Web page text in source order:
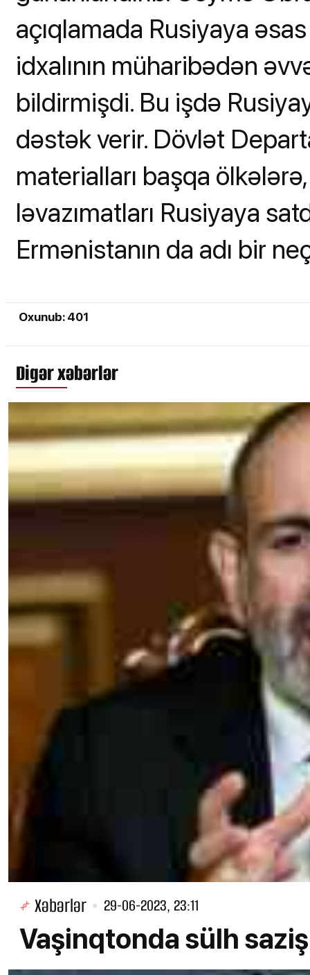
açıqlamada Rusiyaya
idxalının müharibədən
bildirmişdi. Bu işdə
dəstək verir. Dövlət
materialları başqa
ləvazımatları Rusiyaya
Ermənistanın da adı bir
Oxunub: 401
Digər xəbərlər
Xəbərlər 29-06-2023, 23:11
Vaşinqtonda sülh